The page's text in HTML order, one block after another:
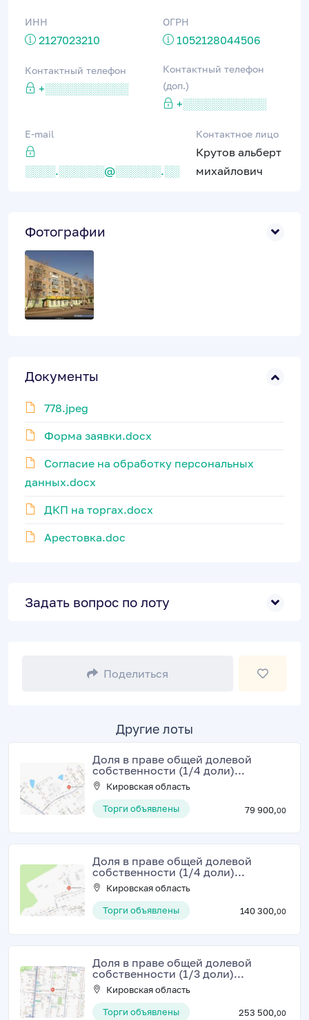
ИНН
2127023210
ОГРН
1052128044506
Контактный телефон
+░░░░░░░░░░░
Контактный телефон
(доп.)
+░░░░░░░░░░░
E-mail
░░░░.░░░░░░@░░░░░░.░░
Контактное лицо
Крутов альберт
михайлович
Фотографии
Документы
778.jpeg
Форма заявки.docx
Согласие на обработку персональных
данных.docx
ДКП на торгах.docx
Арестовка.doc
Задать вопрос по лоту
Поделиться
Другие лоты
Доля в праве общей долевой
собственности (1/4 доли)...
Кировская область
Торги объявлены
79 900,00
Доля в праве общей долевой
собственности (1/4 доли)...
Кировская область
Торги объявлены
140 300,00
Доля в праве общей долевой
собственности (1/3 доли)...
Кировская область
Торги объявлены
253 500,00